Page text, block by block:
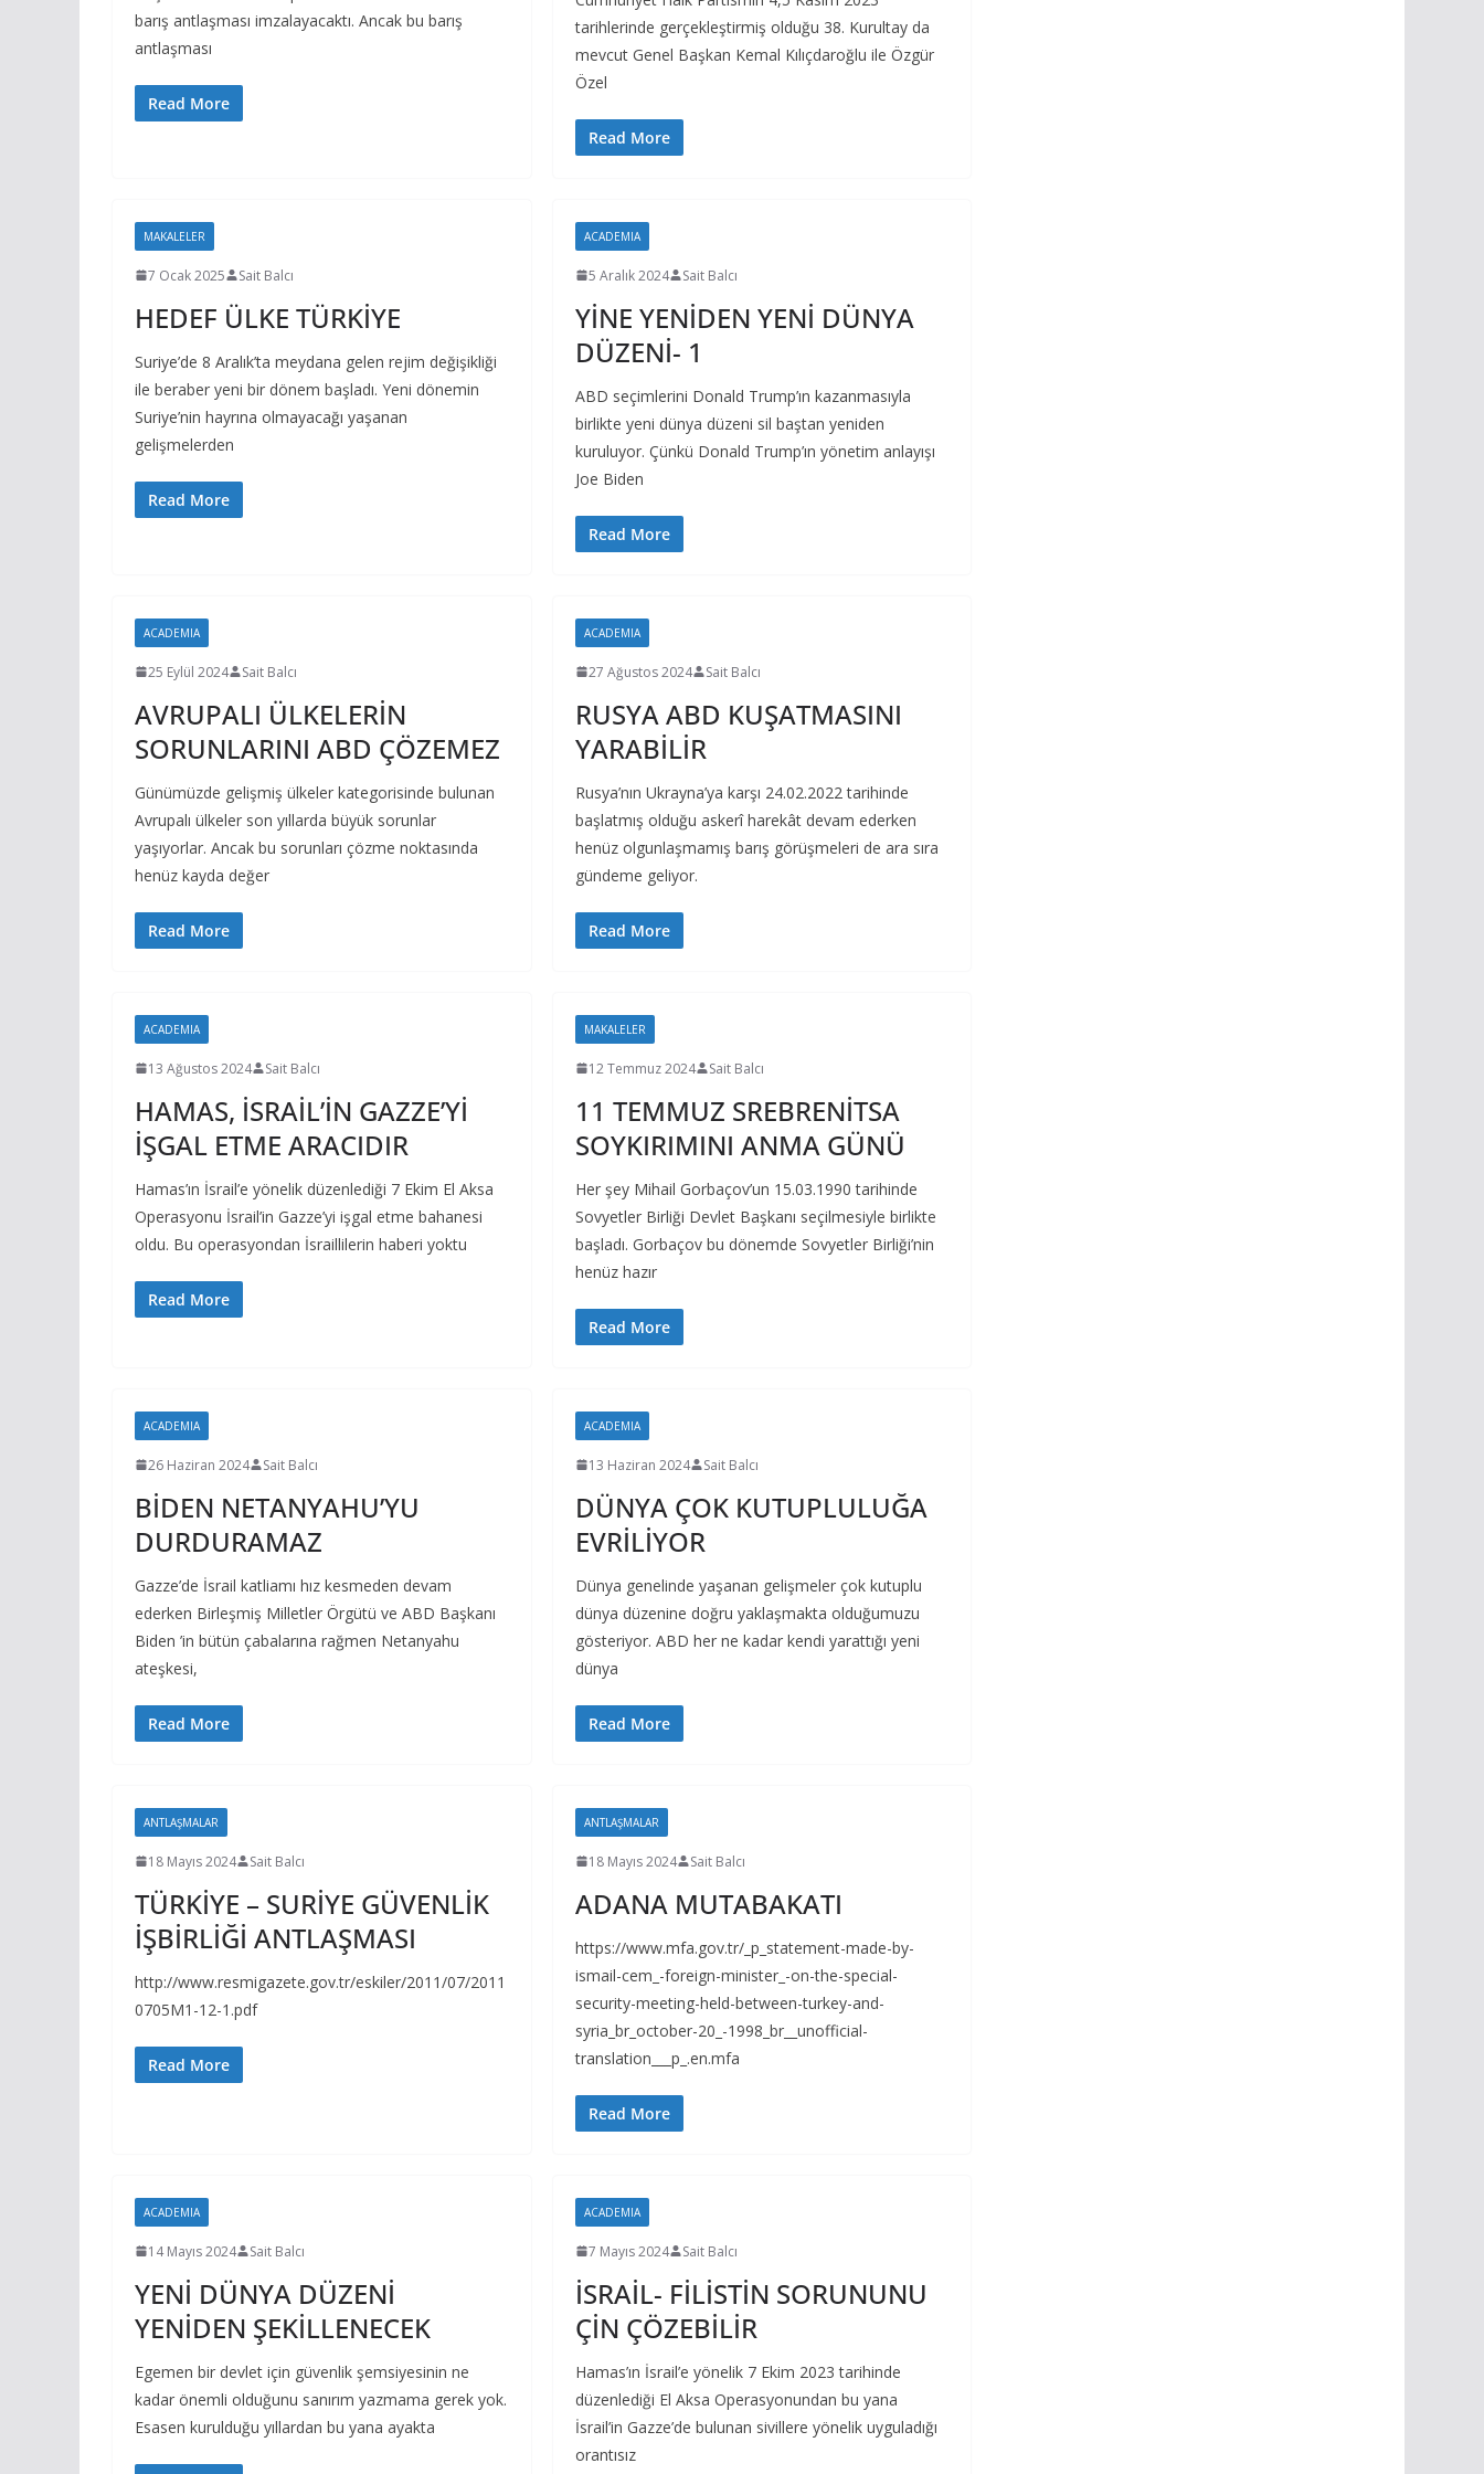
barış antlaşması imzalayacaktı. Ancak bu barış
antlaşması
Read More
tarihlerinde gerçekleştirmiş olduğu 38. Kurultay da
mevcut Genel Başkan Kemal Kılıçdaroğlu ile Özgür
Özel
Read More
MAKALELER
7 Ocak 2025 Sait Balcı
HEDEF ÜLKE TÜRKİYE
Suriye’de 8 Aralık’ta meydana gelen rejim değişikliği
ile beraber yeni bir dönem başladı. Yeni dönemin
Suriye’nin hayrına olmayacağı yaşanan
gelişmelerden
Read More
ACADEMIA
5 Aralık 2024 Sait Balcı
YİNE YENİDEN YENİ DÜNYA
DÜZENİ- 1
ABD seçimlerini Donald Trump’ın kazanmasıyla
birlikte yeni dünya düzeni sil baştan yeniden
kuruluyor. Çünkü Donald Trump’ın yönetim anlayışı
Joe Biden
Read More
ACADEMIA
25 Eylül 2024 Sait Balcı
AVRUPALI ÜLKELERİN
SORUNLARINI ABD ÇÖZEMEZ
Günümüzde gelişmiş ülkeler kategorisinde bulunan
Avrupalı ülkeler son yıllarda büyük sorunlar
yaşıyorlar. Ancak bu sorunları çözme noktasında
henüz kayda değer
Read More
ACADEMIA
27 Ağustos 2024 Sait Balcı
RUSYA ABD KUŞATMASINI
YARABİLİR
Rusya’nın Ukrayna’ya karşı 24.02.2022 tarihinde
başlatmış olduğu askerî harekât devam ederken
henüz olgunlaşmamış barış görüşmeleri de ara sıra
gündeme geliyor.
Read More
ACADEMIA
13 Ağustos 2024 Sait Balcı
HAMAS, İSRAİL’İN GAZZE’Yİ
İŞGAL ETME ARACIDIR
Hamas’ın İsrail’e yönelik düzenlediği 7 Ekim El Aksa
Operasyonu İsrail’in Gazze’yi işgal etme bahanesi
oldu. Bu operasyondan İsraillilerin haberi yoktu
Read More
MAKALELER
12 Temmuz 2024 Sait Balcı
11 TEMMUZ SREBRENİTSA
SOYKIRIMINI ANMA GÜNÜ
Her şey Mihail Gorbaçov’un 15.03.1990 tarihinde
Sovyetler Birliği Devlet Başkanı seçilmesiyle birlikte
başladı. Gorbaçov bu dönemde Sovyetler Birliği’nin
henüz hazır
Read More
ACADEMIA
26 Haziran 2024 Sait Balcı
BİDEN NETANYAHU’YU
DURDURAMAZ
Gazze’de İsrail katliamı hız kesmeden devam
ederken Birleşmiş Milletler Örgütü ve ABD Başkanı
Biden ’in bütün çabalarına rağmen Netanyahu
ateşkesi,
Read More
ACADEMIA
13 Haziran 2024 Sait Balcı
DÜNYA ÇOK KUTUPLULUĞA
EVRİLİYOR
Dünya genelinde yaşanan gelişmeler çok kutuplu
dünya düzenine doğru yaklaşmakta olduğumuzu
gösteriyor. ABD her ne kadar kendi yarattığı yeni
dünya
Read More
ANTLAŞMALAR
18 Mayıs 2024 Sait Balcı
TÜRKİYE – SURİYE GÜVENLİK
İŞBİRLİĞİ ANTLAŞMASI
http://www.resmigazete.gov.tr/eskiler/2011/07/2011
0705M1-12-1.pdf
Read More
ANTLAŞMALAR
18 Mayıs 2024 Sait Balcı
ADANA MUTABAKATI
https://www.mfa.gov.tr/_p_statement-made-by-
ismail-cem_-foreign-minister_-on-the-special-
security-meeting-held-between-turkey-and-
syria_br_october-20_-1998_br__unofficial-
translation___p_.en.mfa
Read More
ACADEMIA
14 Mayıs 2024 Sait Balcı
YENİ DÜNYA DÜZENİ
YENİDEN ŞEKİLLENECEK
Egemen bir devlet için güvenlik şemsiyesinin ne
kadar önemli olduğunu sanırım yazmama gerek yok.
Esasen kurulduğu yıllardan bu yana ayakta
ACADEMIA
7 Mayıs 2024 Sait Balcı
İSRAİL- FİLİSTİN SORUNUNU
ÇİN ÇÖZEBİLİR
Hamas’ın İsrail’e yönelik 7 Ekim 2023 tarihinde
düzenlediği El Aksa Operasyonundan bu yana
İsrail’in Gazze’de bulunan sivillere yönelik uyguladığı
orantısız